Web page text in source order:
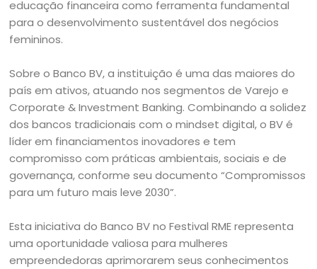
educação financeira como ferramenta fundamental
para o desenvolvimento sustentável dos negócios
femininos.
Sobre o Banco BV, a instituição é uma das maiores do
país em ativos, atuando nos segmentos de Varejo e
Corporate & Investment Banking. Combinando a solidez
dos bancos tradicionais com o mindset digital, o BV é
líder em financiamentos inovadores e tem
compromisso com práticas ambientais, sociais e de
governança, conforme seu documento “Compromissos
para um futuro mais leve 2030”.
Esta iniciativa do Banco BV no Festival RME representa
uma oportunidade valiosa para mulheres
empreendedoras aprimorarem seus conhecimentos